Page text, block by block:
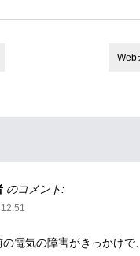
Web
のコメント:
の電気の障害がきっかけで